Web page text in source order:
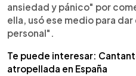
ansiedad y pánico" por
ella, usó ese medio para
personal".
Te puede interesar:
atropellada en España